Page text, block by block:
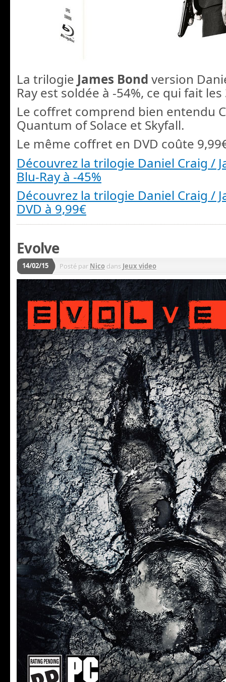
La trilogie James Bond version
Ray est soldée à -54%, ce qui fait
Le coffret comprend bien entendu
Quantum of Solace et Skyfall.
Le même coffret en DVD coûte
Découvrez la trilogie Daniel Craig /
Blu-Ray à -45%
Découvrez la trilogie Daniel Craig /
DVD à 9,99€
Evolve
14/02/15 Posté par Nico dans Jeux video